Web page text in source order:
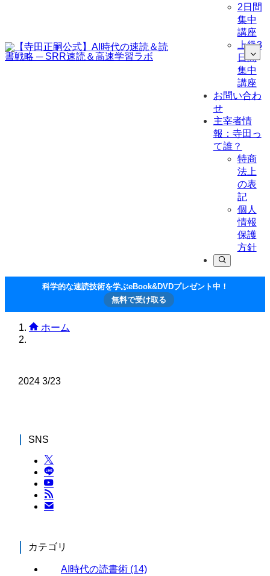
2日間
集中
講座
上級3
日間
集中
講座
お問い合わ
せ
主宰者情
報：寺田っ
て誰？
特商
法上
の表
記
個人
情報
保護
方針
科学的な速読技術を学ぶeBook&DVDプレゼント中！
無料で受け取る
ホーム
2024 3/23
SNS
カテゴリ
AI時代の読書術 (14)